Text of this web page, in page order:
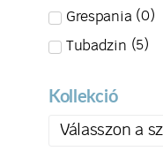
Grespania (0)
Tubadzin (5)
Kollekció
Válasszon a